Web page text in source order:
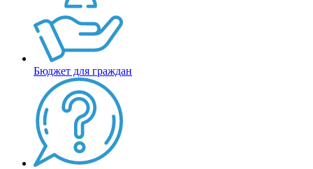
Бюджет для граждан